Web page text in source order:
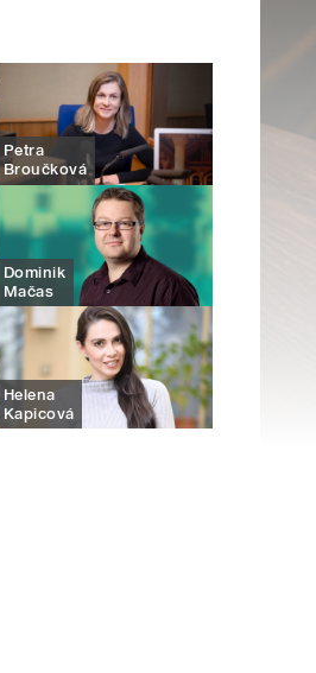
Petra
Broučková
Dominik
Mačas
Helena
Kapicová